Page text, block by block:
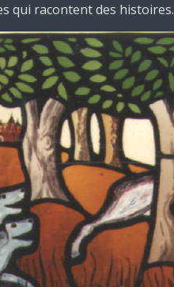
qui racontent des histoires.